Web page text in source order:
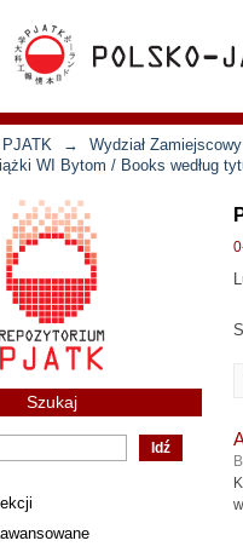
→ Wydział
WI Bytom / Books według
Szukaj